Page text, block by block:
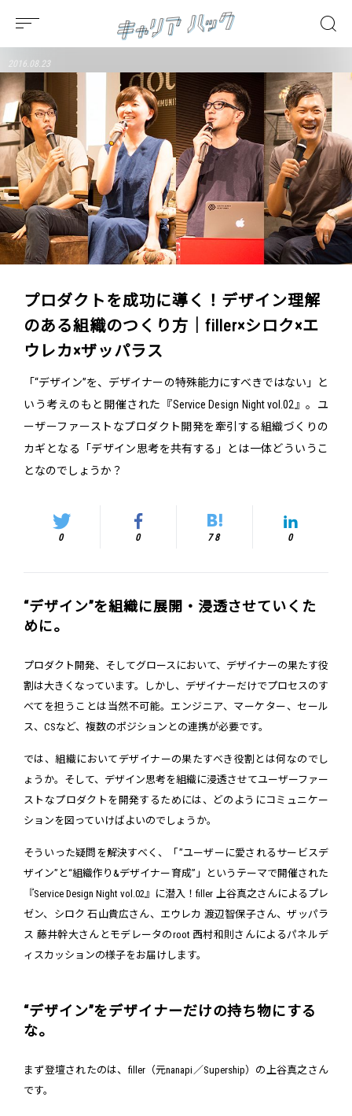
2016.08.23
プロダクトを成功に導く！デザイン理解
のある組織のつくり方｜filler×シロク×エ
ウレカ×ザッパラス
「“デザイン”を、デザイナーの特殊能力にすべきではない」と
いう考えのもと開催された『Service Design Night vol.02』。ユ
ーザーファーストなプロダクト開発を牽引する組織づくりの
カギとなる「デザイン思考を共有する」とは一体どういうこ
となのでしょうか？
0 0 78 0
“デザイン”を組織に展開・浸透させていくた
めに。
プロダクト開発、そしてグロースにおいて、デザイナーの果たす役
割は大きくなっています。しかし、デザイナーだけでプロセスのす
べてを担うことは当然不可能。エンジニア、マーケター、セール
ス、CSなど、複数のポジションとの連携が必要です。
では、組織においてデザイナーの果たすべき役割とは何なのでし
ょうか。そして、デザイン思考を組織に浸透させてユーザーファー
ストなプロダクトを開発するためには、どのようにコミュニケー
ションを図っていけばよいのでしょうか。
そういった疑問を解決すべく、「”ユーザーに愛されるサービスデ
ザイン”と“組織作り&デザイナー育成”」というテーマで開催された
『Service Design Night vol.02』に潜入！filler 上谷真之さんによるプレ
ゼン、シロク 石山貴広さん、エウレカ 渡辺智保子さん、ザッパラ
ス 藤井幹大さんとモデレータのroot 西村和則さんによるパネルデ
ィスカッションの様子をお届けします。
“デザイン”をデザイナーだけの持ち物にする
な。
まず登壇されたのは、filler（元nanapi／Supership）の上谷真之さん
です。